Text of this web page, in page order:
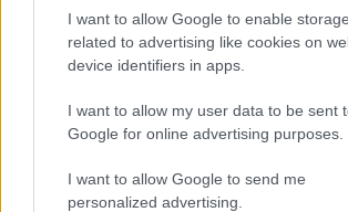
I want to allow Google to enable storage
related to advertising like cookies on
device identifiers in apps.
I want to allow my user data to be sent
Google for online advertising purposes.
I want to allow Google to send me
personalized advertising.
poklaszlo•2025. május 22.
The European Commission has
Market Strategy to create a more
and strong European market. As
Strategy, a simplification package has
published and in addition to several
porposals, it also proposes